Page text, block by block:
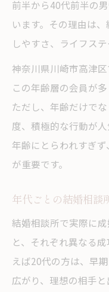
前半から40代前半の
います。その理由は
しやすさ、ライフス
神奈川県川崎市高津
この年齢層の会員が
ただし、年齢だけで
度、積極的な行動が
年齢にとらわれすぎ
が重要です。
年代ごとの結婚相談
結婚相談所で実際に
と、それぞれ異なる
えば20代の方は、早
広がり、理想の相手